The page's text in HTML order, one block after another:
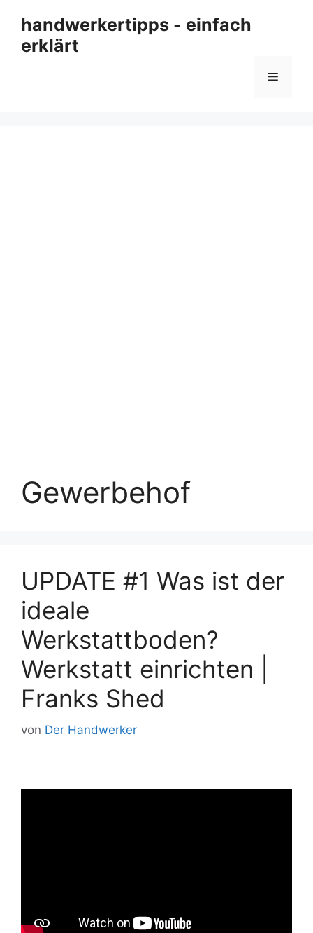
Inhalt
springen
handwerkertipps - einfach
erklärt
Menü
Gewerbehof
UPDATE #1 Was ist der
ideale
Werkstattboden?
Werkstatt einrichten |
Franks Shed
von Der Handwerker